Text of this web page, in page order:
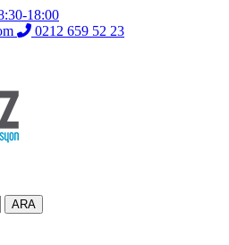
18:00
0212 659 52 23
ARA